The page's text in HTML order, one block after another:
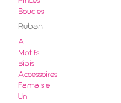
Boucles
Ruban
A
Motifs
Biais
Accessoires
Fantaisie
Uni